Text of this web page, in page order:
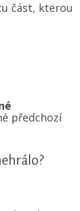
část, kterou
předchozí